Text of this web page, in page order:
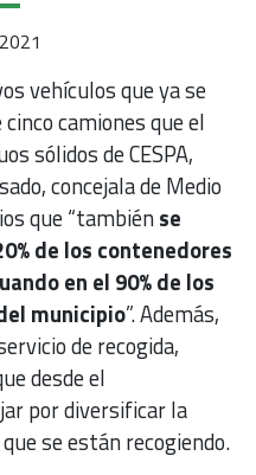
vehículos que ya se
camiones que el
sólidos de CESPA,
concejala de Medio
que “tambiénse
de los contenedores
en el 90% de los
municipio”. Además,
de recogida,
desde el
por diversificar la
se están recogiendo.